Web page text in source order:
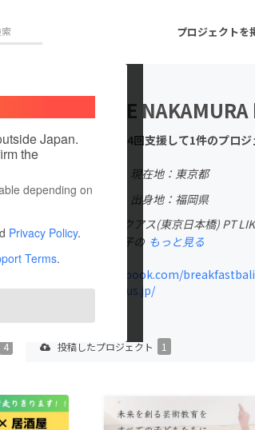
プロジェクトを
ェクト 注目のリターン 注目の
真 音楽
ー・ガジェット
ゲーム・サービ
起業
・地域活性化
CAMPFIREふるさ
Japan.
the
depending on
Privacy Policy.
Terms.
DAISUKE
これまでに4回支援して1件のプロ
現在地：東京都
出身国：日本
出身地：福岡県
株式会社ライクアス(東京日本橋) PT
安市在住／双子の もっと見る
www.facebook.com/breakfastbali
www.like-us.jp/
4 投稿したプロジェクト 1